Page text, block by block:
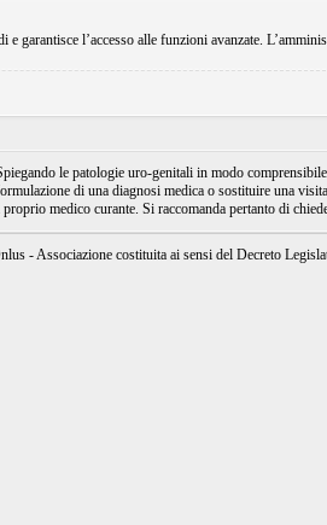
garantisce l’accesso alle funzioni avanzate.
le patologie uro-genitali in modo
di una diagnosi medica o sostituire una
medico curante. Si raccomanda pertanto di
- Associazione costituita ai sensi del Decreto